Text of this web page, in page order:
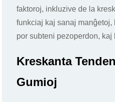
faktoroj, inkluzive de la
funkciaj kaj sanaj manĝetoj,
por subteni pezoperdon,
Kreskanta
Gumioj